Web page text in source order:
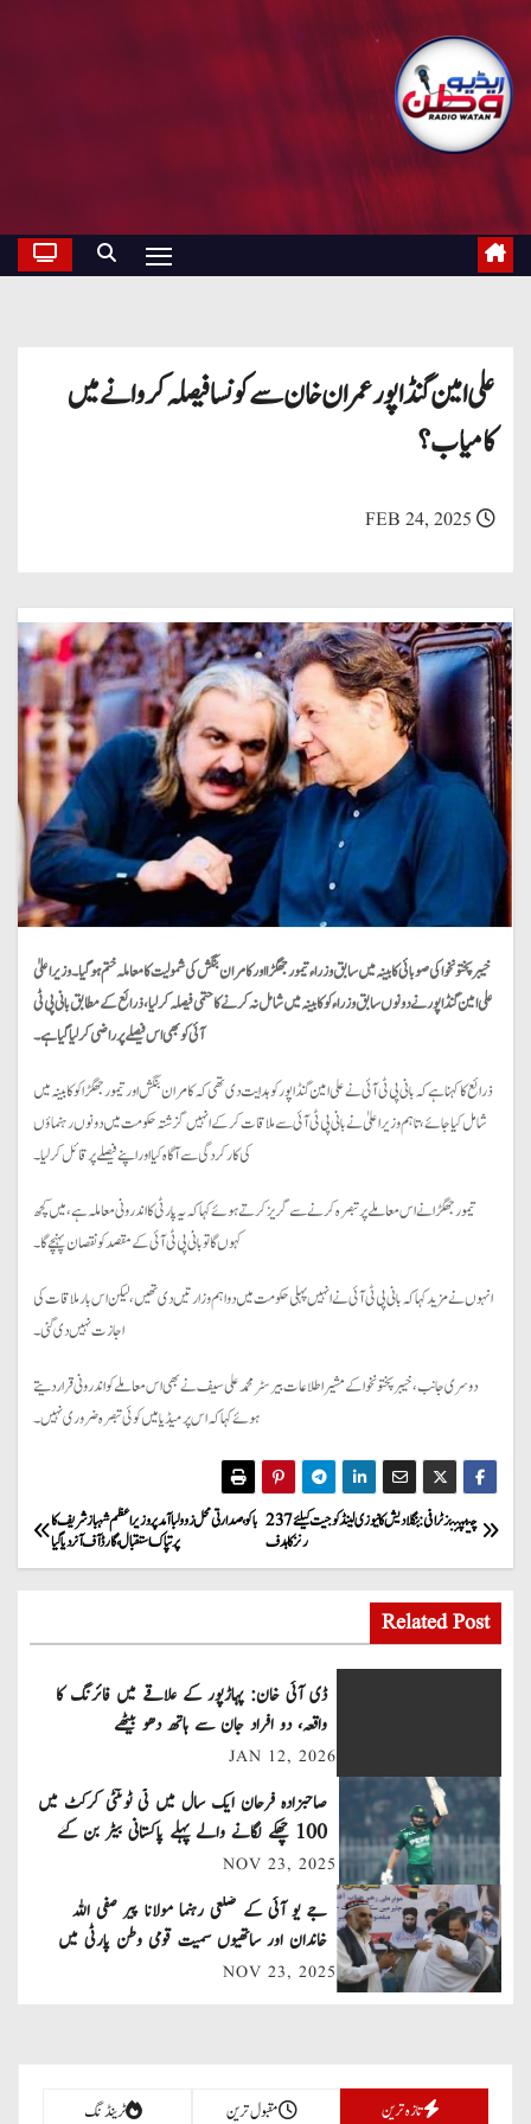
علی امین گنڈاپور عمران خان سے کونسا فیصلہ کروانے میں
کامیاب؟
FEB 24, 2025
خیبرپختونخوا کی صوبائی کابینہ میں سابق وزراء تیمور جھگڑا اور کامران بنگش کی شمولیت کا معاملہ ختم ہو گیا۔ وزیراعلیٰ
علی امین گنڈاپور نے دونوں سابق وزراء کو کابینہ میں شامل نہ کرنے کا حتمی فیصلہ کر لیا، ذرائع کے مطابق بانی پی ٹی
آئی کو بھی اس فیصلے پر راضی کر لیا گیا ہے۔
ذرائع کا کہنا ہے کہ بانی پی ٹی آئی نے علی امین گنڈاپور کو ہدایت دی تھی کہ کامران بنگش اور تیمور جھگڑا کو کابینہ میں
شامل کیا جائے، تاہم وزیراعلیٰ نے بانی پی ٹی آئی سے ملاقات کرکے انہیں گزشتہ حکومت میں دونوں رہنماؤں
کی کارکردگی سے آگاہ کیا اور اپنے فیصلے پر قائل کر لیا۔
تیمور جھگڑا نے اس معاملے پر تبصرہ کرنے سے گریز کرتے ہوئے کہا کہ یہ پارٹی کا اندرونی معاملہ ہے، میں کچھ
کہوں گا تو بانی پی ٹی آئی کے مقصد کو نقصان پہنچے گا۔
انہوں نے مزید کہا کہ بانی پی ٹی آئی نے انہیں پہلی حکومت میں دو اہم وزارتیں دی تھیں، لیکن اس بار ملاقات کی
اجازت نہیں دی گئی۔
دوسری جانب، خیبرپختونخوا کے مشیر اطلاعات بیرسٹر محمد علی سیف نے بھی اس معاملے کو اندرونی قرار دیتے
ہوئے کہا کہ اس پر میڈیا میں کوئی تبصرہ ضروری نہیں۔
P
o
s
t
a
v
i
g
a
باکو ، صدارتی محل زوولبا آمد پر وزیراعظم شہباز شریف کا
پرتپاک استقبال ، گارڈ آف آنر دیا گیا
چیمپئنز ٹرافی: بنگلادیش کا نیوزی لینڈ کو جیت کیلئے 237
رنز کا ہدف
Related Post
ڈی آئی خان: پہاڑپور کے علاقے میں فائرنگ کا
واقعہ، دو افراد جان سے ہاتھ دھو بیٹھے
JAN 12, 2026
صاحبزادہ فرحان ایک سال میں ٹی ٹوئنٹی کرکٹ میں
100 چھکے لگانے والے پہلے پاکستانی بیٹر بن گئے
NOV 23, 2025
جے یو آئی کے ضلعی رہنما مولانا پیر صفی اللہ
خاندان اور ساتھیوں سمیت قومی وطن پارٹی میں
شامل
NOV 23, 2025
تازہ ترین مقبول ترین ٹرینڈنگ